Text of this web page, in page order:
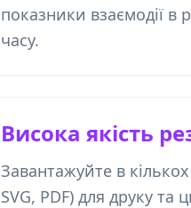
показники взаємодії в
часу.
Висока якість
Завантажуйте в
SVG, PDF) для друку та